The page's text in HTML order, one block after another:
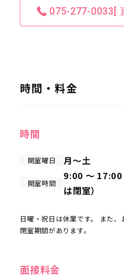
075-277-0033[
時間・料金
時間
開室曜日 月～土
開室時間
9:00 ～
は閉室）
日曜・祝日は休業です。 また
閉室期間があります。
面接料金